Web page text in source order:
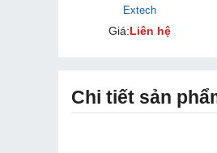
Extech
Giá:Liên hệ
Chi tiết sản